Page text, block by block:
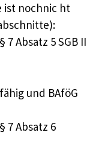
ist nochnic ht
Absatz 5 SGB II
und BAföG
7 Absatz 6